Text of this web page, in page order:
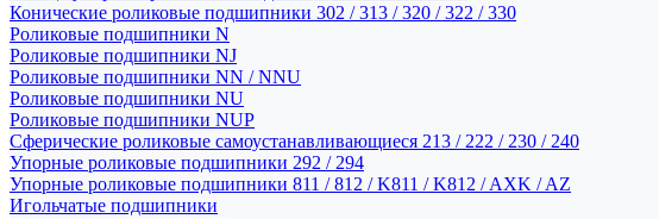
Конические роликовые подшипники 302 / 313 / 320 / 322 / 330
Роликовые подшипники N
Роликовые подшипники NJ
Роликовые подшипники NN / NNU
Роликовые подшипники NU
Роликовые подшипники NUP
Сферические роликовые самоустанавливающиеся 213 / 222 / 230 / 240
Упорные роликовые подшипники 292 / 294
Упорные роликовые подшипники 811 / 812 / K811 / K812 / AXK / AZ
Игольчатые подшипники